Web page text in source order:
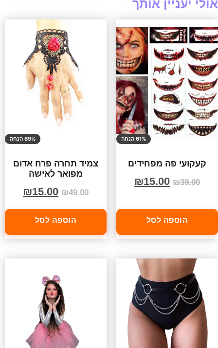
אולי יעניין אותך
61% הנחה
קעקועי פה מפחידים
₪39.00
₪15.00
הוספה לסל
69% הנחה
צמיד תחרה פרח אדום
מפואר לאישה
₪49.00
₪15.00
הוספה לסל